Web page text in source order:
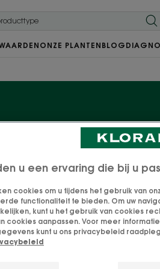
ONZE PLANTEN BLOG
voor
met onze
gevoelige huid rond de ogen
u een ervaring die bij u
cookies om u tijdens het gebruik van
functionaliteit te bieden. Om uw
kunt u het gebruik van cookies
cookies aanpassen. Voor meer
kunt u ons privacybeleid